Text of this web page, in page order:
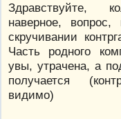
Здравствуйте,
наверное,
скручивании
Часть родного
увы, утрачена, а
получается
видимо)